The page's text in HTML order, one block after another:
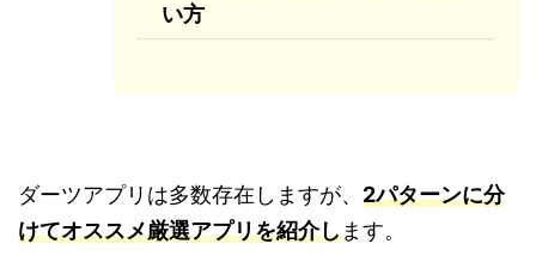
い方
ダーツアプリは多数存在しますが、 2パターンに分
けてオススメ厳選アプリを紹介します。